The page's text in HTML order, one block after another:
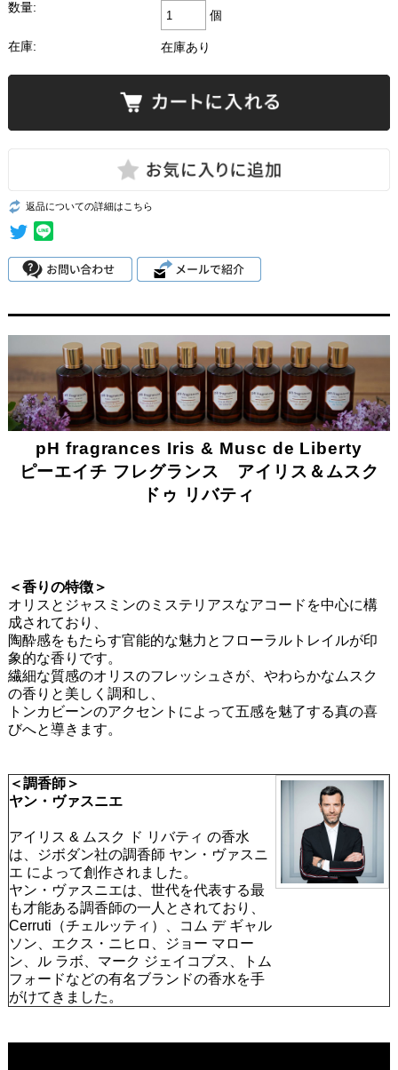
数量:
個
在庫: 在庫あり
返品についての詳細はこちら
pH fragrances Iris & Musc de Liberty
ピーエイチ フレグランス アイリス＆ムスク
ドゥ リバティ
＜香りの特徴＞
オリスとジャスミンのミステリアスなアコードを中心に構
成されており、
陶酔感をもたらす官能的な魅力とフローラルトレイルが印
象的な香りです。
繊細な質感のオリスのフレッシュさが、やわらかなムスク
の香りと美しく調和し、
トンカビーンのアクセントによって五感を魅了する真の喜
びへと導きます。
＜調香師＞
ヤン・ヴァスニエ
アイリス & ムスク ド リバティ の香水
は、ジボダン社の調香師 ヤン・ヴァスニ
エ によって創作されました。
ヤン・ヴァスニエは、世代を代表する最
も才能ある調香師の一人とされており、
Cerruti（チェルッティ）、コム デ ギャル
ソン、エクス・ニヒロ、ジョー マロー
ン、ル ラボ、マーク ジェイコブス、トム
フォードなどの有名ブランドの香水を手
がけてきました。